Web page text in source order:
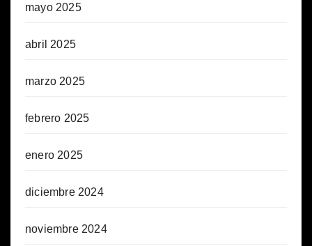
mayo 2025
abril 2025
marzo 2025
febrero 2025
enero 2025
diciembre 2024
noviembre 2024